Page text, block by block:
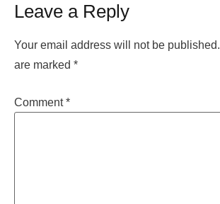
Leave a Reply
Your email address will not be published.
are marked *
Comment*